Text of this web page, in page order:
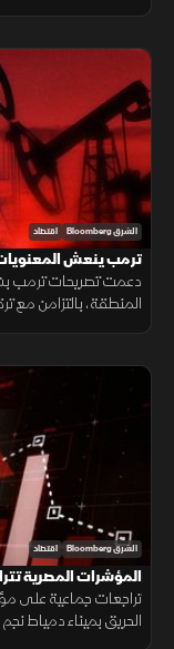
الشرق Bloomberg اقتصاد
ترمب ينعش
دعمت تصريحات ترمب
المنطقة، بالتزامن مع
الشرق Bloomberg اقتصاد
المؤشرات المصرية
تراجعات جماعية على
الحريق بميناء دمياط